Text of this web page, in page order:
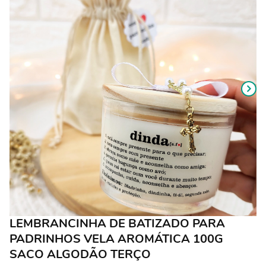
LEMBRANCINHA DE BATIZADO PARA
PADRINHOS VELA AROMÁTICA 100G
SACO ALGODÃO TERÇO